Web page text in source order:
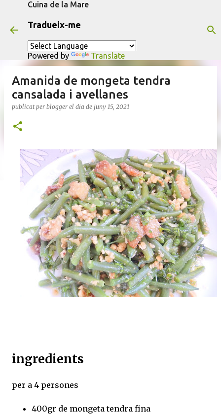
Cuina de la Mare
Tradueix-me
Powered by Translate
Amanida de mongeta tendra
cansalada i avellanes
publicat per blogger el dia de juny 15, 2021
ingredients
per a 4 persones
400gr de mongeta tendra fina